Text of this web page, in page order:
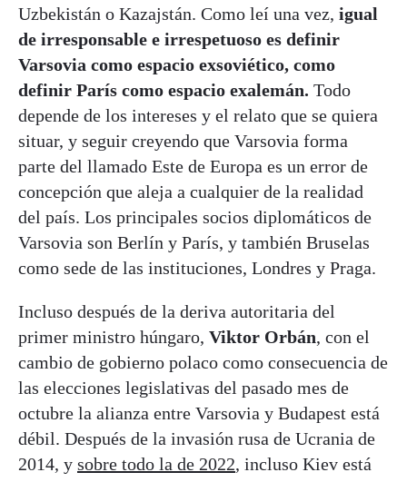
Uzbekistán o Kazajstán. Como leí una vez, igual
de irresponsable e irrespetuoso es definir
Varsovia como espacio exsoviético, como
definir París como espacio exalemán. Todo
depende de los intereses y el relato que se quiera
situar, y seguir creyendo que Varsovia forma
parte del llamado Este de Europa es un error de
concepción que aleja a cualquier de la realidad
del país. Los principales socios diplomáticos de
Varsovia son Berlín y París, y también Bruselas
como sede de las instituciones, Londres y Praga.
Incluso después de la deriva autoritaria del
primer ministro húngaro, Viktor Orbán, con el
cambio de gobierno polaco como consecuencia de
las elecciones legislativas del pasado mes de
octubre la alianza entre Varsovia y Budapest está
débil. Después de la invasión rusa de Ucrania de
2014, y sobre todo la de 2022, incluso Kiev está